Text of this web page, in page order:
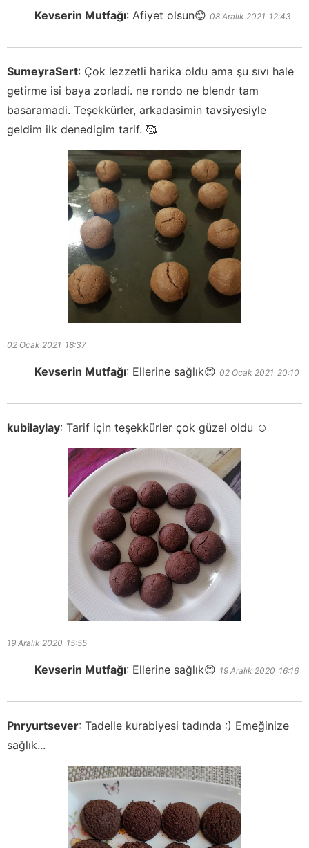
Kevserin Mutfağı: Afiyet olsun😊 08 Aralık 2021 12:43
SumeyraSert: Çok lezzetli harika oldu ama şu sıvı hale
getirme isi baya zorladi. ne rondo ne blendr tam
basaramadi. Teşekkürler, arkadasimin tavsiyesiyle
geldim ilk denedigim tarif. 🥰
02 Ocak 2021 18:37
Kevserin Mutfağı: Ellerine sağlık😊 02 Ocak 2021 20:10
kubilaylay: Tarif için teşekkürler çok güzel oldu ☺️
19 Aralık 2020 15:55
Kevserin Mutfağı: Ellerine sağlık😊 19 Aralık 2020 16:16
Pnryurtsever: Tadelle kurabiyesi tadında :) Emeğinize
sağlık...